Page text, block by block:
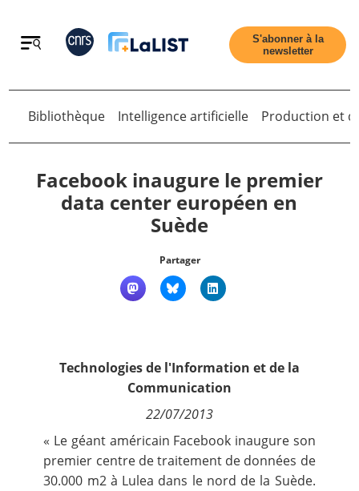
Retour
Contact
S'abonner à la
newsletter
Retour
Bibliothèque Intelligence artificielle Production et
Facebook inaugure le premier
data center européen en
Suède
Partager
Technologies de l'Information et de la
Communication
22/07/2013
« Le géant américain Facebook inaugure son
premier centre de traitement de données de
30.000 m2 à Lulea dans le nord de la Suède.